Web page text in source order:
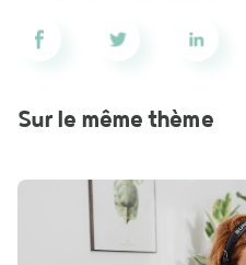
Sur le même thème